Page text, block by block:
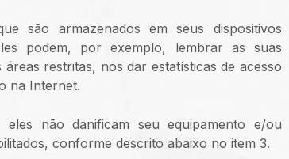
são armazenados em seus dispositivos
podem, por exemplo, lembrar as suas
restritas, nos dar estatísticas de acesso
na Internet.
não danificam seu equipamento e/ou
conforme descrito abaixo no item 3.